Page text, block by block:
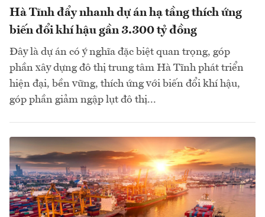
Hà Tĩnh đẩy nhanh dự án hạ tầng thích ứng
biến đổi khí hậu gần 3.300 tỷ đồng
Đây là dự án có ý nghĩa đặc biệt quan trọng, góp
phần xây dựng đô thị trung tâm Hà Tĩnh phát triển
hiện đại, bền vững, thích ứng với biến đổi khí hậu,
góp phần giảm ngập lụt đô thị...